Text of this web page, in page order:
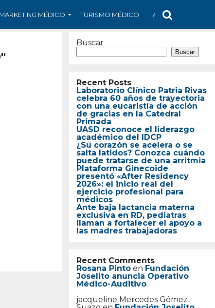
MARKETING MÉDICO TURISMO MÉDICO ARS
Buscar
Buscar
Recent Posts
Laboratorio Clínico Patria Rivas
celebra 60 años de trayectoria
con una eucaristía de acción
de gracias en la Catedral
Primada
UASD reconoce el liderazgo
académico del IDCP
¿Su corazón se acelera o se
salta latidos? Conozca cuándo
puede tratarse de una arritmia
Plataforma Ginecoide
presentó «After Residency
2026»: el inicio real del
ejercicio profesional para
médicos
Ante baja lactancia materna
exclusiva en RD, pediatras
llaman a fortalecer el apoyo a
las madres trabajadoras
Recent Comments
Rosana Pinto en Fundación
Joselito anuncia Operativo
Médico-Auditivo
jacqueline Mercedes Gómez